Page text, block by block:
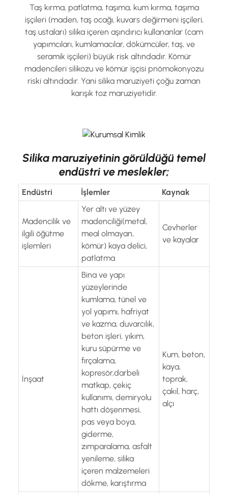
Taş kırma, patlatma, taşıma, kum kırma, taşıma
işçileri (maden, taş ocağı, kuvars değirmeni işçileri,
taş ustaları) silika içeren aşındırıcı kullananlar (cam
yapımcıları, kumlamacılar, dökümcüler, taş, ve
seramik işçileri) büyük risk altındadır. Kömür
madencileri silikozu ve kömür işçisi pnömokonyozu
riski altındadır. Yani silika maruziyeti çoğu zaman
karışık toz maruziyetidir.
Silika maruziyetinin görüldüğü temel
endüstri ve meslekler;
Endüstri İşlemler Kaynak
Madencilik ve
ilgili öğütme
işlemleri
Yer altı ve yüzey
madenciliği(metal,
meal olmayan,
kömür) kaya delici,
patlatma
Cevherler
ve kayalar
İnşaat
Bina ve yapı
yüzeylerinde
kumlama, tünel ve
yol yapımı, hafriyat
ve kazma, duvarcılık,
beton işleri, yıkım,
kuru süpürme ve
fırçalama,
kopresör,darbeli
matkap, çekiç
kullanımı, demiryolu
hattı döşenmesi,
pas veya boya,
giderme,
zımparalama, asfalt
yenileme, silika
içeren malzemeleri
dökme, karıştırma
Kum, beton,
kaya,
toprak,
çakıl, harç,
alçı